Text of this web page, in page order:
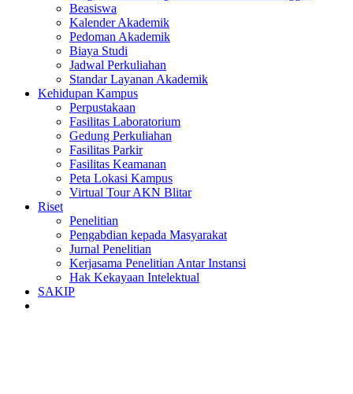
Beasiswa
Kalender Akademik
Pedoman Akademik
Biaya Studi
Jadwal Perkuliahan
Standar Layanan Akademik
Kehidupan Kampus
Perpustakaan
Fasilitas Laboratorium
Gedung Perkuliahan
Fasilitas Parkir
Fasilitas Keamanan
Peta Lokasi Kampus
Virtual Tour AKN Blitar
Riset
Penelitian
Pengabdian kepada Masyarakat
Jurnal Penelitian
Kerjasama Penelitian Antar Instansi
Hak Kekayaan Intelektual
SAKIP